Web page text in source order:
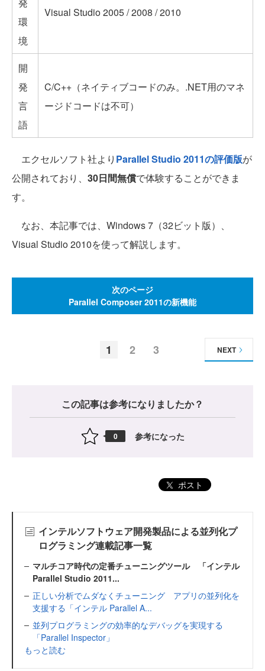
発
環
境
Visual Studio 2005 / 2008 / 2010
開
発
言
語
C/C++（ネイティブコードのみ。.NET用のマネ
ージドコードは不可）
エクセルソフト社より Parallel Studio 2011の評価版が
公開されており、 30日間無償で体験することができま
す。
なお、本記事では、Windows 7（32ビット版）、
Visual Studio 2010を使って解説します。
次のページ
Parallel Composer 2011の新機能
1 2 3 NEXT
この記事は参考になりましたか？
0 参考になった
ポスト
インテルソフトウェア開発製品による並列化プ
ログラミング連載記事一覧
マルチコア時代の定番チューニングツール 「インテル
Parallel Studio 2011...
正しい分析でムダなくチューニング アプリの並列化を
支援する「インテル Parallel A...
並列プログラミングの効率的なデバッグを実現する
「Parallel Inspector」
もっと読む